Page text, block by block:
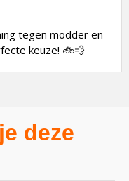
tegen modder en
keuze! 🚲💨
deze